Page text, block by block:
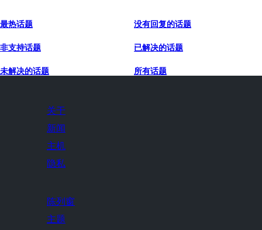
最热话题 没有回复的话题
非支持话题 已解决的话题
未解决的话题 所有话题
关于
新闻
主机
隐私
陈列窗
主题